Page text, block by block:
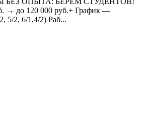
→ до 120 000 руб.+ График —
5/2, 6/1,4/2) Раб...